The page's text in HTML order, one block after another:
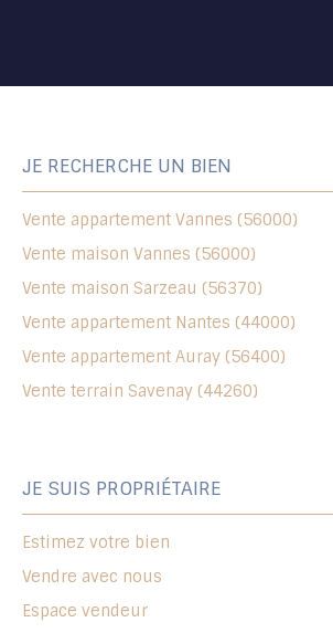
JE RECHERCHE UN BIEN
Vente appartement Vannes (56000)
Vente maison Vannes (56000)
Vente maison Sarzeau (56370)
Vente appartement Nantes (44000)
Vente appartement Auray (56400)
Vente terrain Savenay (44260)
JE SUIS PROPRIÉTAIRE
Estimez votre bien
Vendre avec nous
Espace vendeur